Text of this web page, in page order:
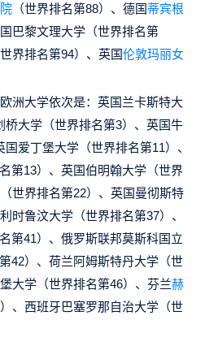
（世界排名第88）、德国蒂宾根
巴黎文理大学（世界排名第
世界排名第94）、英国伦敦玛丽女
洲大学依次是：英国兰卡斯特大
大学（世界排名第3）、英国牛
爱丁堡大学（世界排名第11）、
第13）、英国伯明翰大学（世界
世界排名第22）、英国曼彻斯特
时鲁汶大学（世界排名第37）、
第41）、俄罗斯联邦莫斯科国立
42）、荷兰阿姆斯特丹大学（世
大学（世界排名第46）、芬兰赫
）、西班牙巴塞罗那自治大学（世